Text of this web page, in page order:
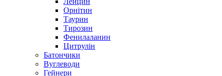
Орнітин
Таурин
Тирозин
Фенилаланин
Цитрулін
Батончики
Вуглеводи
Гейнери